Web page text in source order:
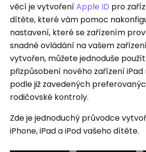
věcí je vytvořeníApple ID pro
dítěte, které vám pomoc
nastavení, které se zařízením
snadné ovládání na vašem
vytvořen, můžete jednoduše
přizpůsobení nového zařízení iPad
podle již zavedených
rodičovské kontroly.
Zde je jednoduchý průvodce
iPhone, iPad a iPod vašeho dítěte.